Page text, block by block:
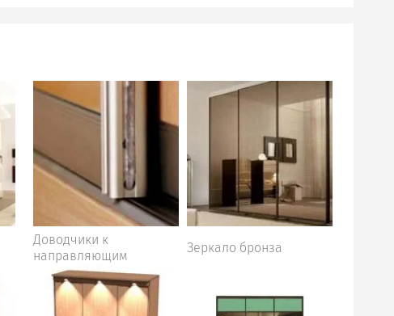
Доводчики к
направляющим
Зеркало бронза